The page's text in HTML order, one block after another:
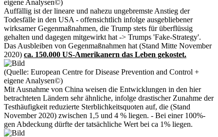
eigene Analysen©)
Auffällig ist der lineare und nahezu ungebremste Anstieg der
Todesfälle in den USA - offensichtlich infolge ausgebliebener
wirksamer Gegenmaßnahmen, die Trump stets für überflüssig
gehalten und dagegen mitgewirkt hat -> Trumps 'Fake-Strategy'.
Das Ausbleiben von Gegenmaßnahmen hat (Stand Mitte November
2020) ca. 150.000 US-Amerikanern das Leben gekostet.
(Quelle: European Centre for Disease Prevention and Control +
eigene Analysen©)
Mit Ausnahme von China weisen die Entwicklungen in den hier
betrachteten Ländern sehr ähnliche, infolge drastischer Zunahme der
Testhäufigkeit reduzierte Sterblichkeitsquoten auf, die (Stand
November 2020) zwischen 1,5 und 4 % liegen. - Bei einer 100%-
gen Abdeckung dürfte der tatsächliche Wert bei ca 1% liegen.